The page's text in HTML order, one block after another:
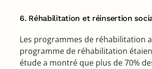
6. Réhabilitation et réinsertion
Les programmes de réhabilitation
programme de réhabilitation
étude a montré que plus de 70%